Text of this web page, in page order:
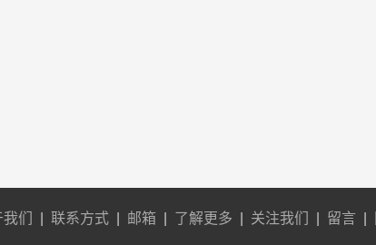
们 联系方式 邮箱 了解更多 关注我们 留言